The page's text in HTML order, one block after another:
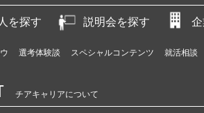
を探す 説明会を探す
選考体験談 スペシャルコンテンツ 就活相談
チアキャリアについて